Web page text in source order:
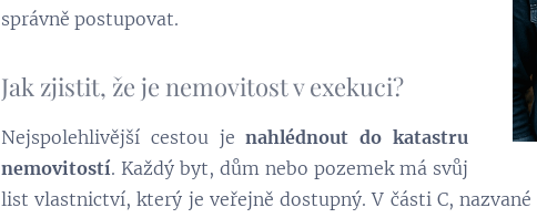
správně postupovat.
Jak zjistit, že je nemovitost v exekuci?
Nejspolehlivější cestou jenahlédnout do katastru
nemovitostí. Každý byt, dům nebo pozemek má svůj
list vlastnictví, který je veřejně dostupný. V části C, nazvané